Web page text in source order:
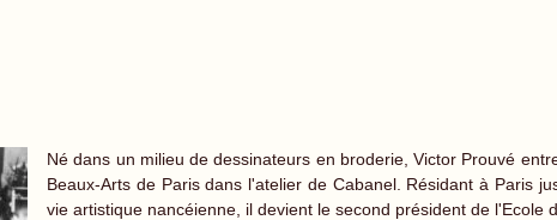
Né dans un milieu de dessinateurs en broderie, Victor Prouvé
Beaux-Arts de Paris dans l'atelier de Cabanel. Résidant à Paris
vie artistique nancéienne, il devient le second président de l'Ecole